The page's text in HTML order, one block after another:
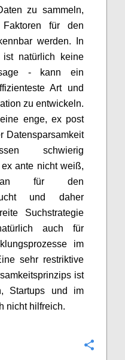
zu sammeln,
für den
werden. In
natürlich keine
- kann ein
Art und
zu entwickeln.
enge, ex post
Datensparsamkeit
schwierig
ante nicht weiß,
für den
und daher
Suchstrategie
auch für
im
sehr restriktive
ist
Startups und im
nicht hilfreich.